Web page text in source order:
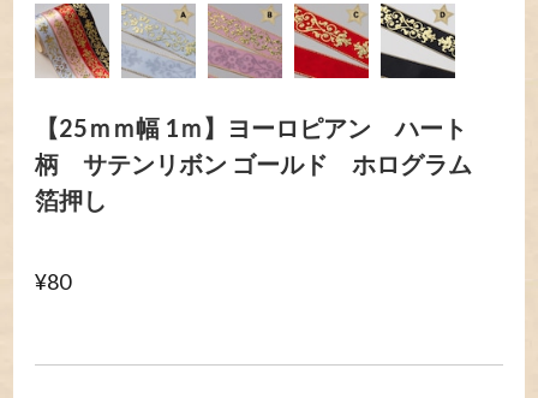
【25ｍｍ幅 1ｍ】ヨーロピアン ハート
柄 サテンリボン ゴールド ホログラム
箔押し
¥80